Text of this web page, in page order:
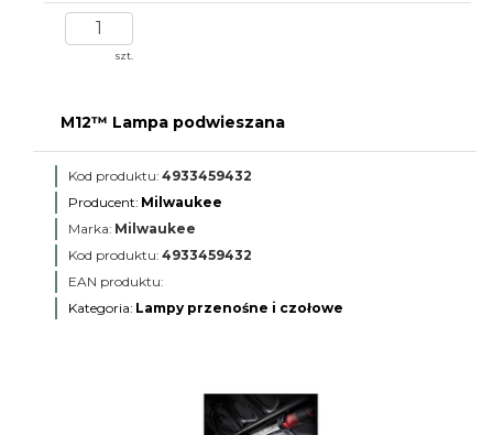
szt.
M12™ Lampa podwieszana
Kod produktu: 4933459432
Producent: Milwaukee
Marka: Milwaukee
Kod produktu: 4933459432
EAN produktu:
Kategoria: Lampy przenośne i czołowe